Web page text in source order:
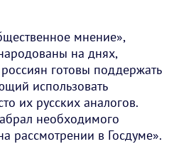
мнение»,
на днях,
готовы поддержать
использовать
их русских аналогов.
необходимого
рассмотрении в Госдуме».